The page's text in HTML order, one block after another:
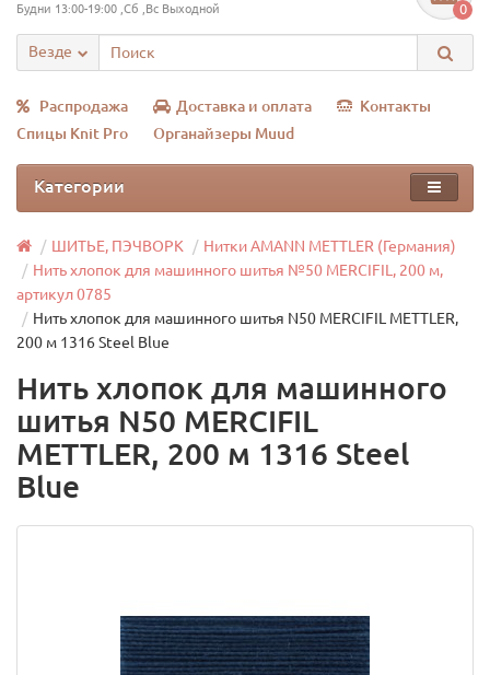
Будни 13:00-19:00 ,Сб ,Вс Выходной 0
Везде
Распродажа Доставка и оплата
Контакты
Спицы Knit Pro
Органайзеры Muud
Категории
ШИТЬЕ, ПЭЧВОРК
Нитки AMANN METTLER (Германия)
Нить хлопок для машинного шитья №50 MERCIFIL, 200 м,
артикул 0785
Нить хлопок для машинного шитья N50 MERCIFIL METTLER,
200 м 1316 Steel Blue
Нить хлопок для машинного
шитья N50 MERCIFIL
METTLER, 200 м 1316 Steel
Blue